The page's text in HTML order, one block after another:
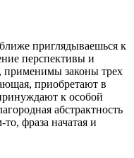
приглядываешься к
перспективы и
применимы законы трех
приобретают в
к особой
абстрактность
фраза начатая и